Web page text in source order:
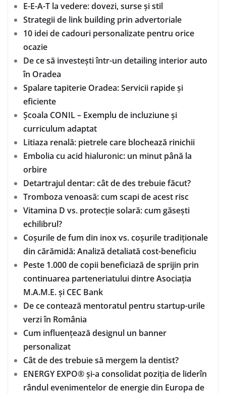
E-E-A-T la vedere: dovezi, surse și stil
Strategii de link building prin advertoriale
10 idei de cadouri personalizate pentru orice
ocazie
De ce să investești într-un detailing interior auto
în Oradea
Spalare tapiterie Oradea: Servicii rapide și
eficiente
Școala CONIL – Exemplu de incluziune și
curriculum adaptat
Litiaza renală: pietrele care blochează rinichii
Embolia cu acid hialuronic: un minut până la
orbire
Detartrajul dentar: cât de des trebuie făcut?
Tromboza venoasă: cum scapi de acest risc
Vitamina D vs. protecție solară: cum găsești
echilibrul?
Coșurile de fum din inox vs. coșurile tradiționale
din cărămidă: Analiză detaliată cost-beneficiu
Peste 1.000 de copii beneficiază de sprijin prin
continuarea parteneriatului dintre Asociația
M.A.M.E. și CEC Bank
De ce contează mentoratul pentru startup-urile
verzi în România
Cum influențează designul un banner
personalizat
Cât de des trebuie să mergem la dentist?
ENERGY EXPO® și-a consolidat poziția de liderîn
rândul evenimentelor de energie din Europa de